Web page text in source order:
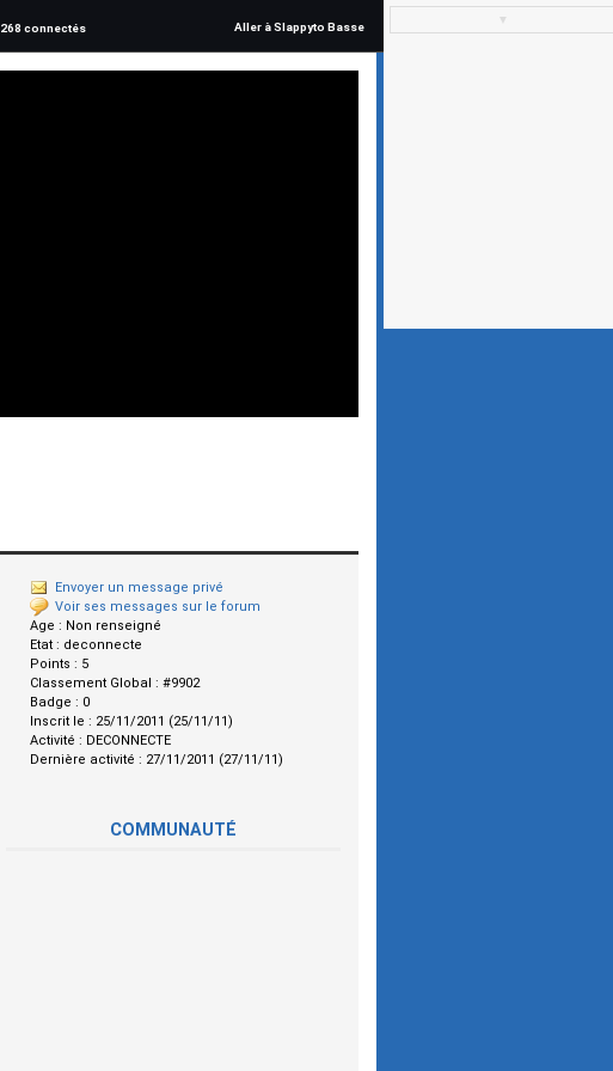
268 connectés Aller à Slappyto Basse
Envoyer un message privé
Voir ses messages sur le forum
Age : Non renseigné
Etat : deconnecte
Points : 5
Classement Global : #9902
Badge : 0
Inscrit le : 25/11/2011 (25/11/11)
Activité : DECONNECTE
Dernière activité : 27/11/2011 (27/11/11)
COMMUNAUTÉ
▼